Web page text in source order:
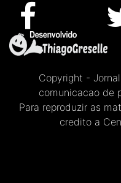
Copyright -
comunicacao de
Para reproduzir as
credito a